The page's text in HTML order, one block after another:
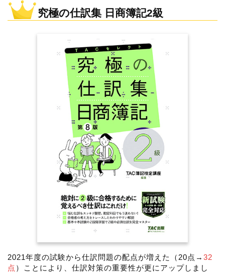
究極の仕訳集 日商簿記2級
2021年度の試験から仕訳問題の配点が増えた（20点→ 32
点 ）ことにより、仕訳対策の重要性が更にアップしまし